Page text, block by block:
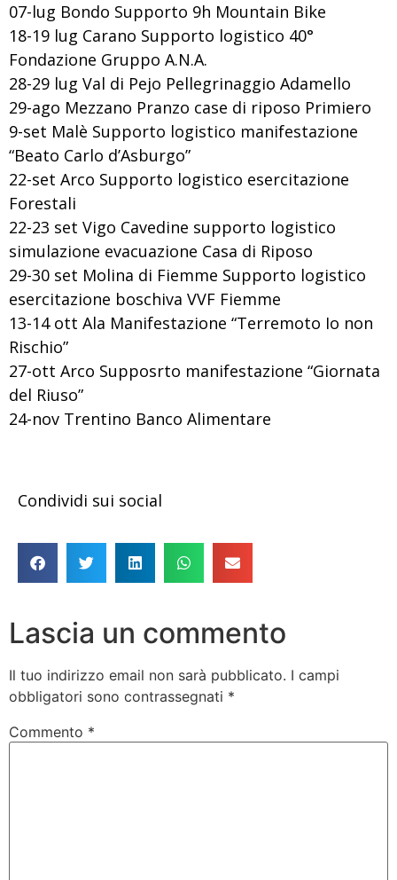
07-lug Bondo Supporto 9h Mountain Bike
18-19 lug Carano Supporto logistico 40°
Fondazione Gruppo A.N.A.
28-29 lug Val di Pejo Pellegrinaggio Adamello
29-ago Mezzano Pranzo case di riposo Primiero
9-set Malè Supporto logistico manifestazione
“Beato Carlo d’Asburgo”
22-set Arco Supporto logistico esercitazione
Forestali
22-23 set Vigo Cavedine supporto logistico
simulazione evacuazione Casa di Riposo
29-30 set Molina di Fiemme Supporto logistico
esercitazione boschiva VVF Fiemme
13-14 ott Ala Manifestazione “Terremoto Io non
Rischio”
27-ott Arco Supposrto manifestazione “Giornata
del Riuso”
24-nov Trentino Banco Alimentare
Condividi sui social
Lascia un commento
Il tuo indirizzo email non sarà pubblicato. I campi
obbligatori sono contrassegnati *
Commento *